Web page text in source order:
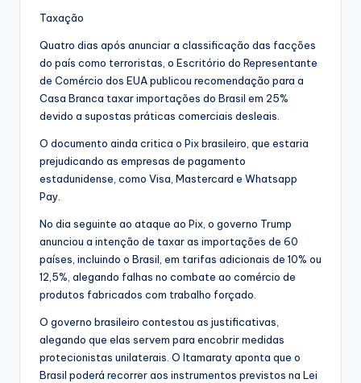
Taxação
Quatro dias após anunciar a classificação das facções
do país como terroristas, o Escritório do Representante
de Comércio dos EUA publicou recomendação para a
Casa Branca taxar importações do Brasil em 25%
devido a supostas práticas comerciais desleais.
O documento ainda critica o Pix brasileiro, que estaria
prejudicando as empresas de pagamento
estadunidense, como Visa, Mastercard e Whatsapp
Pay.
No dia seguinte ao ataque ao Pix, o governo Trump
anunciou a intenção de taxar as importações de 60
países, incluindo o Brasil, em tarifas adicionais de 10% ou
12,5%, alegando falhas no combate ao comércio de
produtos fabricados com trabalho forçado.
O governo brasileiro contestou as justificativas,
alegando que elas servem para encobrir medidas
protecionistas unilaterais. O Itamaraty aponta que o
Brasil poderá recorrer aos instrumentos previstos na Lei